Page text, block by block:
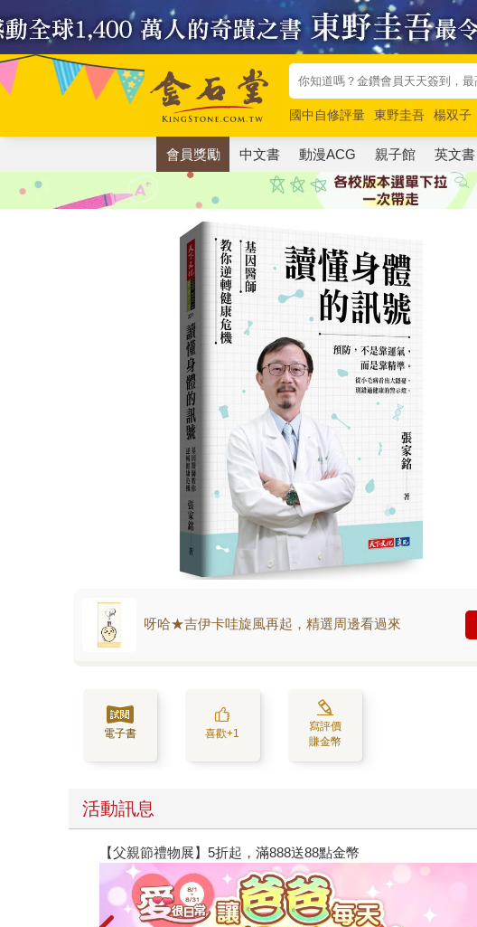
國中自修評量 東野圭吾 楊双子
唯紅花綻放
奧德賽 路邊攤新作
會員獎勵 中文書 動漫ACG 親子館 英文書
呀哈★吉伊卡哇旋風再起，精選周邊看過來
電子書 喜歡+1
寫評價
賺金幣
活動訊息
【父親節禮物展】5折起，滿888送88點金幣